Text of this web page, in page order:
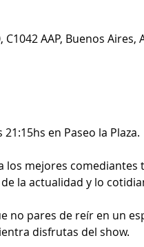
AAP, Buenos Aires,
en Paseo la Plaza.
los mejores
la actualidad y lo
no pares de reír en un
disfrutas del show.